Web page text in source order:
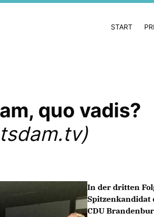
START
quo vadis?
In der dritten
Spitzenkandidat
CDU